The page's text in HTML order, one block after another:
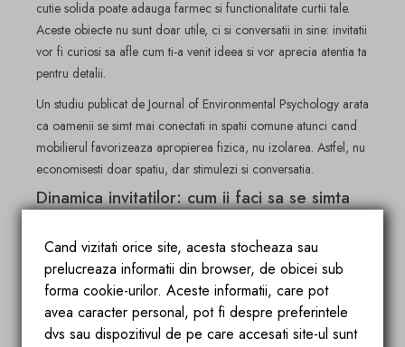
cutie solida poate adauga farmec si functionalitate curtii tale.
Aceste obiecte nu sunt doar utile, ci si conversatii in sine: invitatii
vor fi curiosi sa afle cum ti-a venit ideea si vor aprecia atentia ta
pentru detalii.
Un studiu publicat de Journal of Environmental Psychology arata
ca oamenii se simt mai conectati in spatii comune atunci cand
mobilierul favorizeaza apropierea fizica, nu izolarea. Astfel, nu
economisesti doar spatiu, dar stimulezi si conversatia.
Dinamica invitatilor: cum ii faci sa se simta
inclusi?!
Chiar daca ai suficient loc fizic exista riscul ca unii invitati sa
ramana ”pe afara”, bun motiv sa creezi micro-grupuri prin
aranjarea spatiului. Daca ai un colt cu canapele sau perne mari,
acolo se vor strange cei care prefera conversatiile in tihna. In
jurul gratarului se va forma grupul pasionatilor de gatit sau al
Cand vizitati orice site, acesta stocheaza sau
prelucreaza informatii din browser, de obicei sub
forma cookie-urilor. Aceste informatii, care pot
avea caracter personal, pot fi despre preferintele
dvs sau dispozitivul de pe care accesati site-ul sunt